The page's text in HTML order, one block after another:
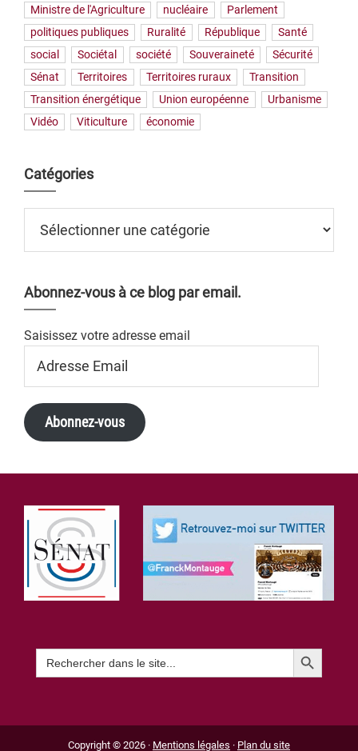
Ministre de l'Agriculture
nucléaire
Parlement
politiques publiques
Ruralité République
Santé
social
Sociétal société Souveraineté
Sécurité
Sénat
Territoires Territoires ruraux
Transition
Transition énergétique
Union européenne
Urbanisme
Vidéo
Viticulture économie
Catégories
Abonnez-vous à ce blog par email.
Saisissez votre adresse email
Email
Abonnez-vous
Footer
Search
for:
Search Button
Copyright © 2026 · Mentions légales · Plan du site